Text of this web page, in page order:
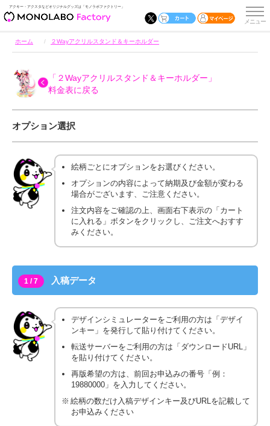
アクキー・アクスタなどオリジナルグッズは「モノラボファクトリー」
ホーム ２Wayアクリルスタンド＆キーホルダー
「２Wayアクリルスタンド＆キーホルダー」
料金表に戻る
オプション選択
絵柄ごとにオプションをお選びください。
オプションの内容によって納期及び金額が変わる
場合がございます、ご注意ください。
注文内容をご確認の上、画面右下表示の「カート
に入れる」ボタンをクリックし、ご注文へおすす
みください。
1 / 7 入稿データ
デザインシミュレーターをご利用の方は「デザイ
ンキー」を発行して貼り付けてください。
転送サーバーをご利用の方は「ダウンロードURL」
を貼り付けてください。
再版希望の方は、前回お申込みの番号「例：
19880000」を入力してください。
絵柄の数だけ入稿デザインキー及びURLを記載して
お申込みください